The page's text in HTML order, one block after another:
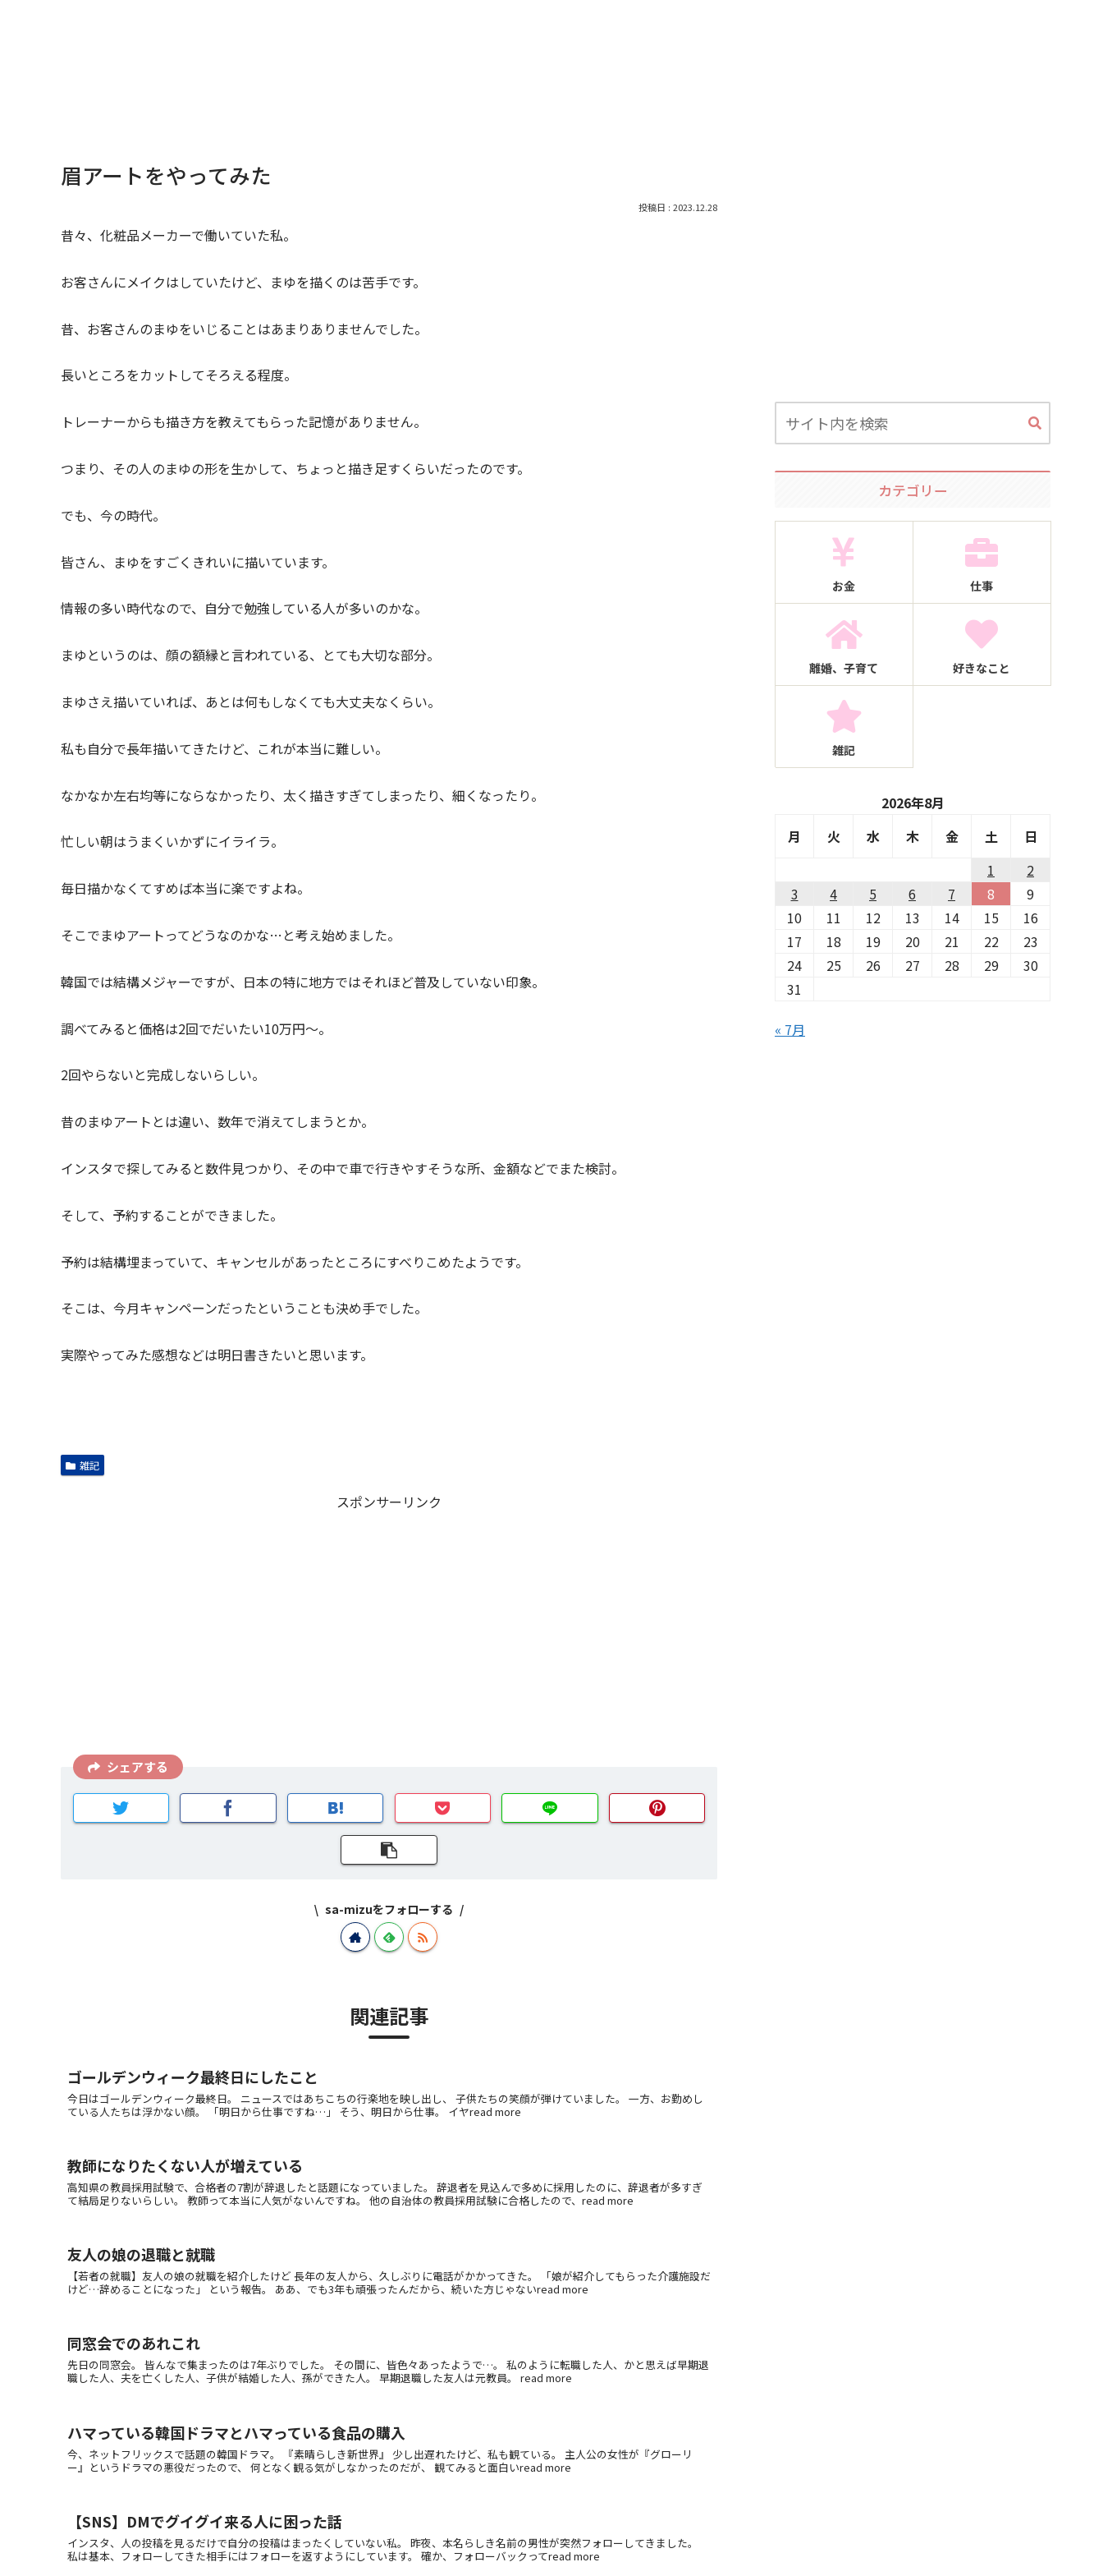
眉アートをやってみた
2023.12.28
昔々、化粧品メーカーで働いていた私。
お客さんにメイクはしていたけど、まゆを描くのは苦手です。
昔、お客さんのまゆをいじることはあまりありませんでした。
長いところをカットしてそろえる程度。
トレーナーからも描き方を教えてもらった記憶がありません。
つまり、その人のまゆの形を生かして、ちょっと描き足すくらいだったのです。
でも、今の時代。
皆さん、まゆをすごくきれいに描いています。
情報の多い時代なので、自分で勉強している人が多いのかな。
まゆというのは、顔の額縁と言われている、とても大切な部分。
まゆさえ描いていれば、あとは何もしなくても大丈夫なくらい。
私も自分で長年描いてきたけど、これが本当に難しい。
なかなか左右均等にならなかったり、太く描きすぎてしまったり、細くなったり。
忙しい朝はうまくいかずにイライラ。
毎日描かなくてすめば本当に楽ですよね。
そこでまゆアートってどうなのかな…と考え始めました。
韓国では結構メジャーですが、日本の特に地方ではそれほど普及していない印象。
調べてみると価格は2回でだいたい10万円～。
2回やらないと完成しないらしい。
昔のまゆアートとは違い、数年で消えてしまうとか。
インスタで探してみると数件見つかり、その中で車で行きやすそうな所、金額などでまた検討。
そして、予約することができました。
予約は結構埋まっていて、キャンセルがあったところにすべりこめたようです。
そこは、今月キャンペーンだったということも決め手でした。
実際やってみた感想などは明日書きたいと思います。
雑記
スポンサーリンク
シェアする
sa-mizuをフォローする
関連記事
ゴールデンウィーク最終日にしたこと
今日はゴールデンウィーク最終日。 ニュースではあちこちの行楽地を映し出し、 子供たちの笑顔が弾けていました。 一方、お勤めし
ている人たちは浮かない顔。 「明日から仕事ですね…」 そう、明日から仕事。 イヤread more
教師になりたくない人が増えている
高知県の教員採用試験で、合格者の7割が辞退したと話題になっていました。 辞退者を見込んで多めに採用したのに、辞退者が多すぎ
て結局足りないらしい。 教師って本当に人気がないんですね。 他の自治体の教員採用試験に合格したので、read more
友人の娘の退職と就職
【若者の就職】友人の娘の就職を紹介したけど 長年の友人から、久しぶりに電話がかかってきた。 「娘が紹介してもらった介護施設だ
けど…辞めることになった」 という報告。 ああ、でも3年も頑張ったんだから、続いた方じゃないread more
同窓会でのあれこれ
先日の同窓会。 皆んなで集まったのは7年ぶりでした。 その間に、皆色々あったようで…。 私のように転職した人、かと思えば早期退
職した人、夫を亡くした人、子供が結婚した人、孫ができた人。 早期退職した友人は元教員。 read more
ハマっている韓国ドラマとハマっている食品の購入
今、ネットフリックスで話題の韓国ドラマ。 『素晴らしき新世界』 少し出遅れたけど、私も観ている。 主人公の女性が『グローリ
ー』というドラマの悪役だったので、 何となく観る気がしなかったのだが、 観てみると面白いread more
【SNS】DMでグイグイ来る人に困った話
インスタ、人の投稿を見るだけで自分の投稿はまったくしていない私。 昨夜、本名らしき名前の男性が突然フォローしてきました。
私は基本、フォローしてきた相手にはフォローを返すようにしています。 確か、フォローバックってread more
カテゴリー
お金 仕事
離婚、子育て 好きなこと
雑記
2026年8月
月
火 水 木 金 土
日
1
2
3
4 5 6 7 8
9
10
11 12 13 14 15
16
17
18 19 20 21 22
23
24
25 26 27 28 29
30
31
« 7月